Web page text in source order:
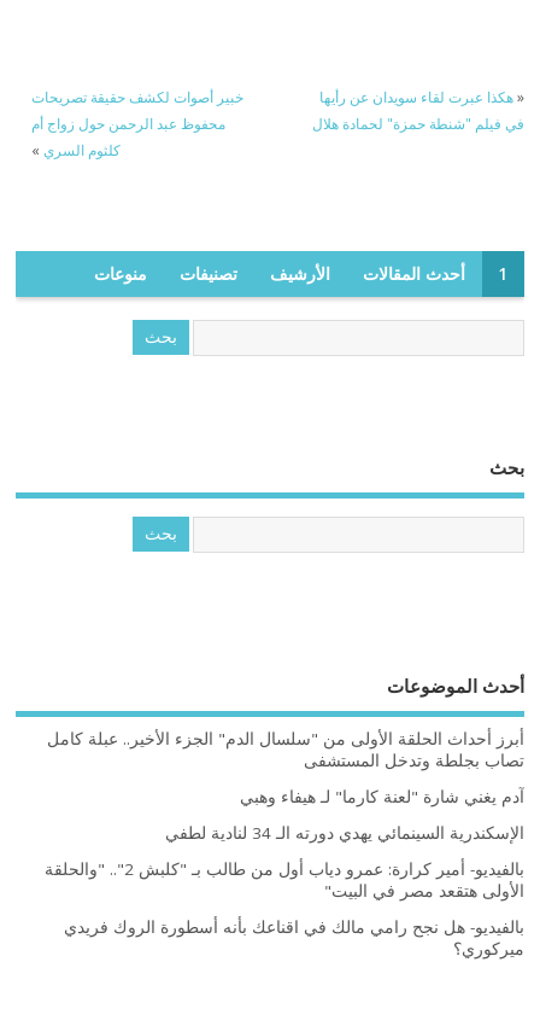
«هكذا عبرت لقاء سويدان عن رأيها
في فيلم "شنطة حمزة" لحمادة هلال
خبير أصوات لكشف حقيقة تصريحات
محفوظ عبد الرحمن حول زواج أم
كلثوم السري»
1 أحدث المقالات الأرشيف تصنيفات منوعات
بحث
أحدث الموضوعات
أبرز أحداث الحلقة الأولى من "سلسال الدم" الجزء الأخير.. عبلة كامل
تصاب بجلطة وتدخل المستشفى
آدم يغني شارة "لعنة كارما" لـ هيفاء وهبي
الإسكندرية السينمائي يهدي دورته الـ 34 لنادية لطفي
بالفيديو- أمير كرارة: عمرو دياب أول من طالب بـ "كلبش 2".. "والحلقة
الأولى هتقعد مصر في البيت"
بالفيديو- هل نجح رامي مالك في اقناعك بأنه أسطورة الروك فريدي
ميركوري؟